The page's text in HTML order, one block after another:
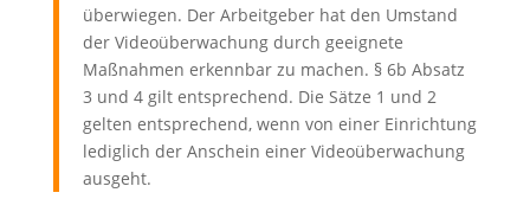
überwiegen. Der Arbeitgeber hat den Umstand
der Videoüberwachung durch geeignete
Maßnahmen erkennbar zu machen. § 6b Absatz
3 und 4 gilt entsprechend. Die Sätze 1 und 2
gelten entsprechend, wenn von einer Einrichtung
lediglich der Anschein einer Videoüberwachung
ausgeht.